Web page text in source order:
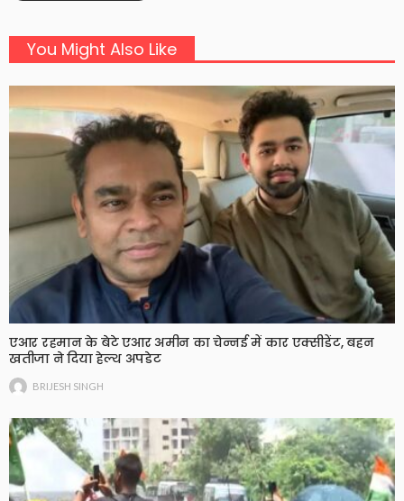
You Might Also Like
एआर रहमान के बेटे एआर अमीन का चेन्नई में कार एक्सीडेंट, बहन
खतीजा ने दिया हेल्थ अपडेट
BRIJESH SINGH